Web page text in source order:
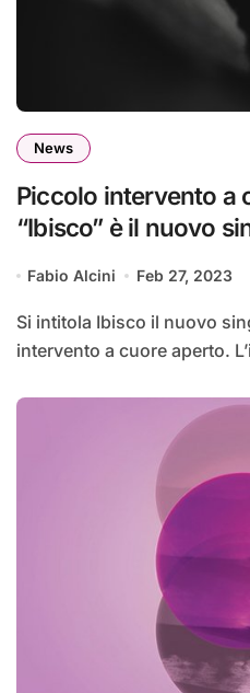
News
Piccolo intervento a
“Ibisco” è il nuovo
Fabio Alcini Feb 27, 2023
Si intitola Ibisco il nuovo singolo pubblicato dai Piccolo
intervento a cuore aperto.